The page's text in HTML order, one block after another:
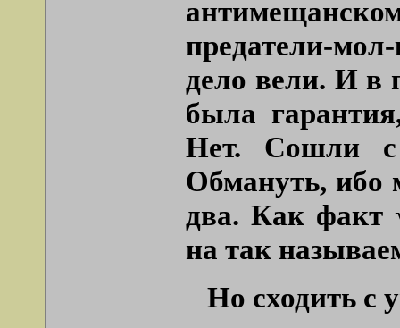
предатели-
дело вели. И в
была
Нет. Сошли с
Обмануть, ибо
два. Как факт
на так
Но сходить с